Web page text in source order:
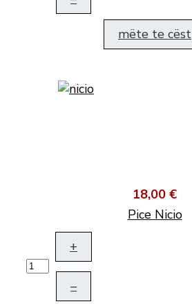
mëte te cëst
18,00 €
Pice Nicio
+
–